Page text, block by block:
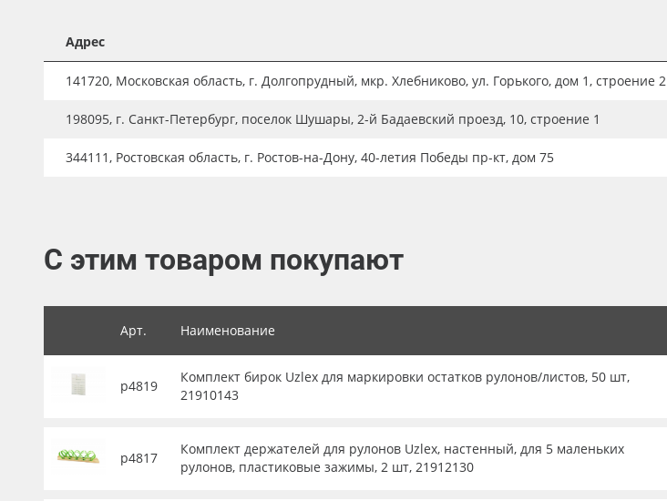
Плёнка монтажная Oratape
ПЭТ листовой
ПЭТ бэклит
Заготовки для сувениров
Адрес
141720, Московская область, г. Долгопрудный, мкр. Хлебниково, ул. Горького, дом 1, строение 2
198095, г. Санкт-Петербург, поселок Шушары, 2-й Бадаевский проезд, 10, строение 1
344111, Ростовская область, г. Ростов-на-Дону, 40-летия Победы пр-кт, дом 75
С этим товаром покупают
Арт. Наименование
р4819
Комплект бирок Uzlex для маркировки остатков рулонов/листов, 50 шт,
21910143
р4817
Комплект держателей для рулонов Uzlex, настенный, для 5 маленьких
рулонов, пластиковые зажимы, 2 шт, 21912130